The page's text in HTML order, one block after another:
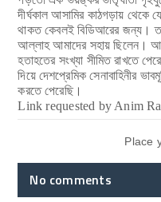
দীর্ঘকাল আসামির কাঠগড়ায় থেকে
থাকত কেবলই বিডিআরের জন্য।
আল্লাহ আমাদের সহায় ছিলেন।
হতাহতের সংখ্যা সীমিত রাখতে
দিয়ে দেশপ্রেমিক সেনাবাহিনীর
করতে পেরেছি।
Link requested by Anim
Place
No comments